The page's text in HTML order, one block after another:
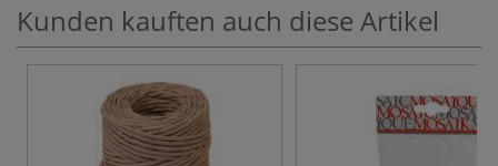
Kunden kauften auch diese Artikel